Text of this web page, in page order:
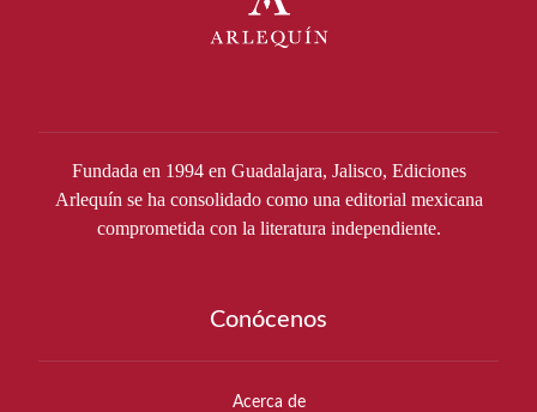
Fundada en 1994 en Guadalajara, Jalisco, Ediciones
Arlequín se ha consolidado como una editorial mexicana
comprometida con la literatura independiente.
Conócenos
Acerca de